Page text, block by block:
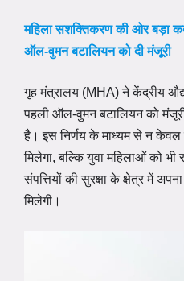
महिला सशक्तिकरण की ओर बड़ा
ऑल-वुमन बटालियन को दी मंजूरी
गृह मंत्रालय (MHA) ने केंद्रीय
पहली ऑल-वुमन बटालियन को
है। इस निर्णय के माध्यम से न केवल
मिलेगा, बल्कि युवा महिलाओं को भी
संपत्तियों की सुरक्षा के क्षेत्र में
मिलेगी।